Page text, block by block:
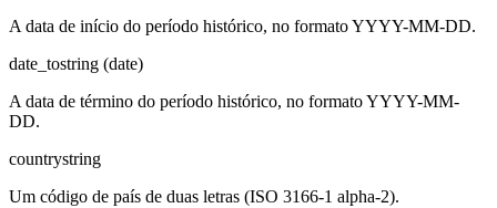
A data de início do período histórico, no formato YYYY-MM-DD.
date_tostring (date)
A data de término do período histórico, no formato YYYY-MM-
DD.
countrystring
Um código de país de duas letras (ISO 3166-1 alpha-2).